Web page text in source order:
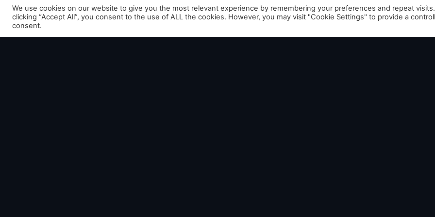
We use cookies on our website to give you the most relevant experience by remembering your preferences and repeat
clicking “Accept All”, you consent to the use of ALL the cookies. However, you may visit "Cookie Settings" to provide a
consent.